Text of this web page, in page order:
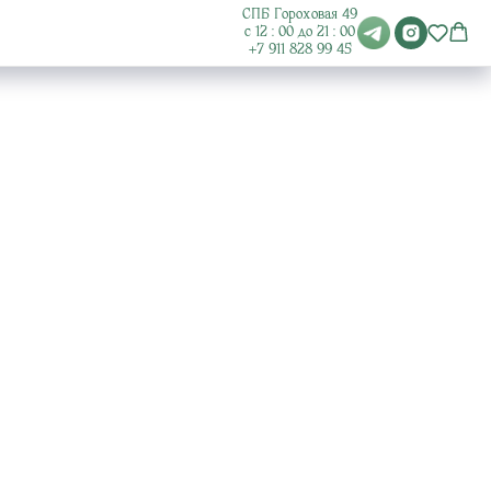
СПБ Гороховая 49
с 12 : 00 до 21 : 00
+7 911 828 99 45